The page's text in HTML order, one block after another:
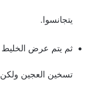
يتجانسوا.
ثم يتم عرض الخليط
تسخين العجين ولكن